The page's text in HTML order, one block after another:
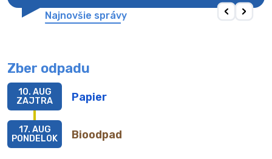
Najnovšie správy
Zber odpadu
Papier
10. AUG
ZAJTRA
Bioodpad
17. AUG
PONDELOK